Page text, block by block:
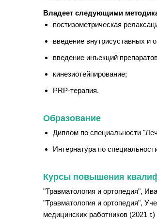
Владеет следующими
постизометрическая
введение внутрисуставных и
введение инъекций
кинезиотейпирование;
PRP-терапия.
Образование
Диплом по специальности
Интернатура по
Курсы повышения
"Травматология и ортопедия",
"Травматология и ортопедия",
медицинских работников (2021 г.)